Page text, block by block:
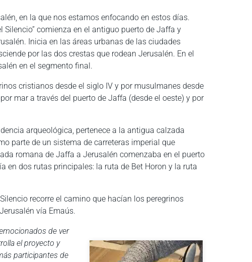
en la que nos estamos enfocando en estos días.
Silencio” comienza en el antiguo puerto de Jaffa y
Inicia en las áreas urbanas de las ciudades
por las dos crestas que rodean Jerusalén. En el
en el segmento final.
cristianos desde el siglo IV y por musulmanes desde
mar a través del puerto de Jaffa (desde el oeste) y por
arqueológica, pertenece a la antigua calzada
parte de un sistema de carreteras imperial que
romana de Jaffa a Jerusalén comenzaba en el puerto
en dos rutas principales: la ruta de Bet Horon y la ruta
recorre el camino que hacían los peregrinos
vía Emaús.
de ver
el proyecto y
participantes de